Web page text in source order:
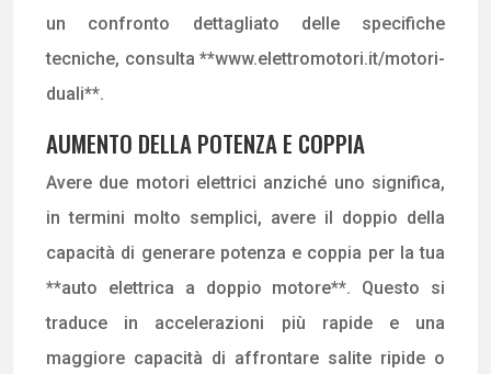
un confronto dettagliato delle specifiche
tecniche, consulta **www.elettromotori.it/motori-
duali**.
AUMENTO DELLA POTENZA E COPPIA
Avere due motori elettrici anziché uno significa,
in termini molto semplici, avere il doppio della
capacità di generare potenza e coppia per la tua
**auto elettrica a doppio motore**. Questo si
traduce in accelerazioni più rapide e una
maggiore capacità di affrontare salite ripide o